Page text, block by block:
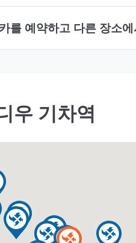
를 예약하고 다른 장소
우 기차역